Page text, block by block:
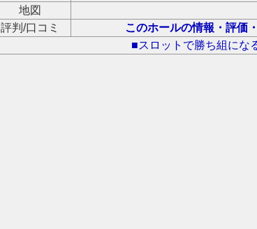
地図
評判/口コミ
このホールの情報・評価
■スロットで勝ち組にな